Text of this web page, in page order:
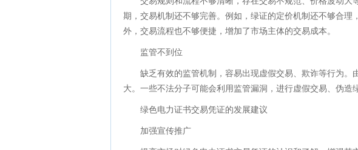
期，交易机制还不够完善。例如，绿证的定价机制还不够合
外，交易流程也不够便捷，增加了市场主体的交易成本。
监管不到位
缺乏有效的监管机制，容易出现虚假交易、欺诈等行为
大。一些不法分子可能会利用监管漏洞，进行虚假交易、伪造
绿色电力证书交易凭证的发展建议
加强宣传推广